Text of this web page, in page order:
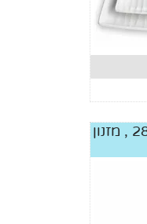
סט מולטי- עקרית 28 , מזנון